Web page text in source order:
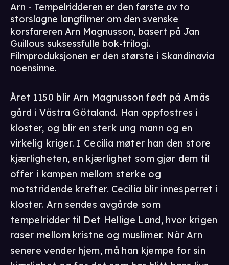
Arn - Tempelridderen er den første av to
storslagne langfilmer om den svenske
korsfareren Arn Magnusson, basert på Jan
Guillous suksessfulle bok-trilogi.
Filmproduksjonen er den største i Skandinavia
noensinne.
Året 1150 blir Arn Magnusson født på Arnäs
gård i Västra Götaland. Han oppfostres i
kloster, og blir en sterk ung mann og en
virkelig kriger. I Cecilia møter han den store
kjærligheten, en kjærlighet som gjør dem til
offer i kampen mellom sterke og
motstridende krefter. Cecilia blir innesperret i
kloster. Arn sendes avgårde som
tempelridder til Det Hellige Land, hvor krigen
raser mellom kristne og muslimer. Når Arn
senere vender hjem, må han kjempe for sin